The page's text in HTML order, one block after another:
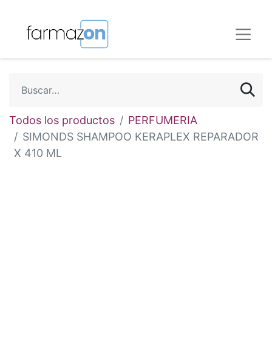
Todos los productos
PERFUMERIA
SIMONDS SHAMPOO KERAPLEX REPARADOR
X 410 ML